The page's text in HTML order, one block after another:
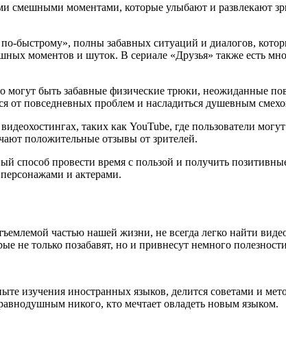
смешными моментами, которые улыбают и развлекают
по-быстрому», полны забавных ситуаций и диалогов,
моментов и шуток. В сериале «Друзья» также есть
быть забавные физические трюки, неожиданные
от повседневных проблем и насладиться душевным
таких как YouTube, где пользователи
положительные отзывы от зрителей.
провести время с пользой и получить
и актерами.
частью нашей жизни, не всегда легко найти
не только позабавят, но и привнесут немного
изучения иностранных языков, делится советами и
никого, кто мечтает овладеть новым языком.